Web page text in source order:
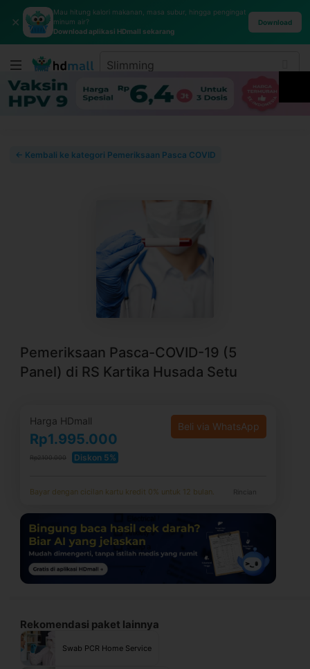
✕
Mau hitung kalori makanan, masa subur, hingga pengingat
minum air?
Download aplikasi HDmall sekarang
Download
← Kembali ke kategori Pemeriksaan Pasca COVID
Pemeriksaan Pasca-COVID-19 (5
Panel) di RS Kartika Husada Setu
Harga HDmall
Rp1.995.000
Rp2.100.000 Diskon 5%
Beli via WhatsApp
Bayar dengan cicilan kartu kredit 0% untuk 12 bulan. Rincian
Rekomendasi paket lainnya
Swab PCR Home Service